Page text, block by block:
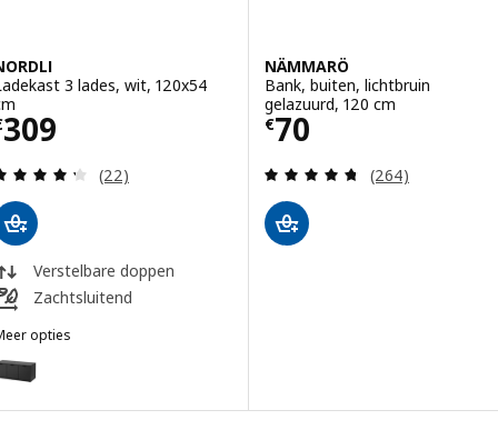
3 lades, wit, 120x54
309€ 309
Beoordeling: 4.3 van 5 sterren. Totaal
(22)
Verstelbare doppen
Zachtsluitend
opties
NORDLI, Ladekast 3 lades, antraciet, 120x54 cm
NÄMMARÖ
Bank, buiten, lichtbruin
gelazuurd, 120 cm
€70
Prijs € 70
Beoordeling:
(264)